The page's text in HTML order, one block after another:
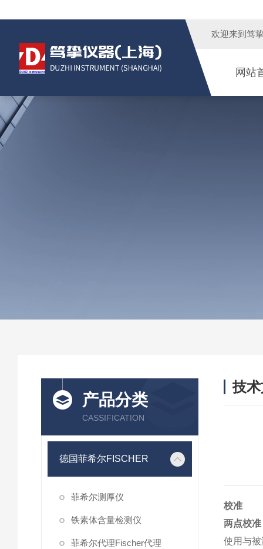
欢迎来到 笃
网站
产品分类
CASSIFICATION
德国菲希尔FISCHER
菲希尔测厚仪
铁素体含量检测仪
菲希尔代理Fischer代理
技
校准
两点校准
使用与